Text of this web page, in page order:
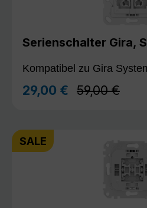
Serienschalter Gira,
Kompatibel zu Gira
Verkaufspreis:
29,00 € Regulärer
59,00 €
SALE